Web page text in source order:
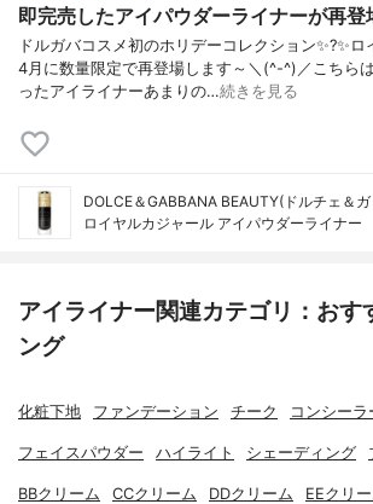
即完売したアイパウダーライナーが再登
ドルガバコスメ初のホリデーコレクション✨?✨
4月に数量限定で再登場します～＼(^-^)／こちら
ったアイライナーあまりの…続きを見る
DOLCE＆GABBANA BEAUTY(ドルチェ＆
ロイヤルカジャール アイパウダーライナー
アイライナー関連カテゴリ：おす
ング
化粧下地 ファンデーション チーク コンシーラ
フェイスパウダー ハイライト シェーディング
BBクリーム CCクリーム DDクリーム EEクリ